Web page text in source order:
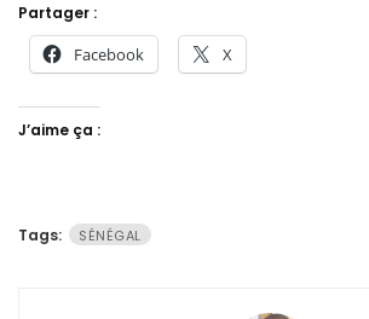
Partager :
Facebook X
J’aime ça :
Tags: SÉNÉGAL